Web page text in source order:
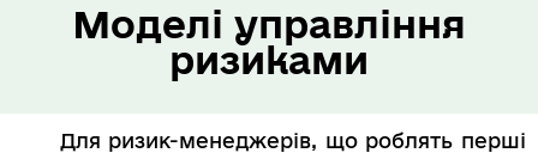
Моделі управління
ризиками
Для ризик-менеджерів, що роблять перші